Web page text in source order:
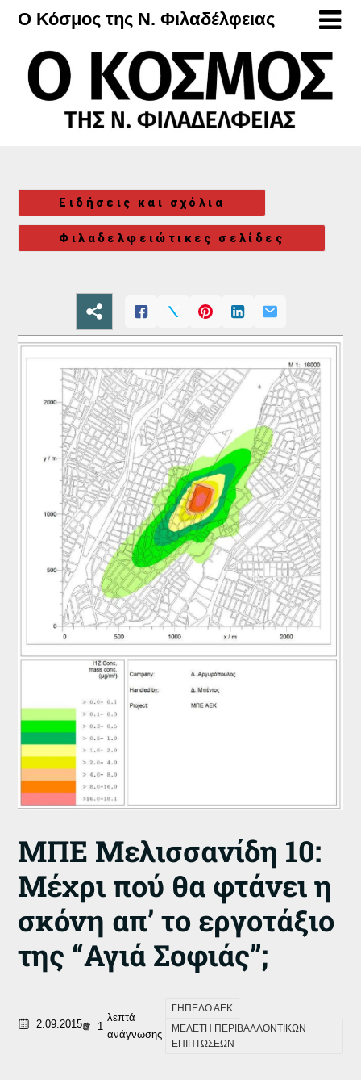
Μετάβαση
περιεχόμενο
Ο Κόσμος της Ν. Φιλαδέλφειας
Ειδήσεις και σχόλια
Φιλαδελφειώτικες σελίδες
ΜΠΕ Μελισσανίδη 10:
Μέχρι πού θα φτάνει η
σκόνη απ’ το εργοτάξιο
της “Αγιά Σοφιάς”;
2.09.2015 1
λεπτά
ανάγνωσης
ΓΗΠΕΔΟ ΑΕΚ
ΜΕΛΕΤΗ ΠΕΡΙΒΑΛΛΟΝΤΙΚΩΝ
ΕΠΙΠΤΩΣΕΩΝ